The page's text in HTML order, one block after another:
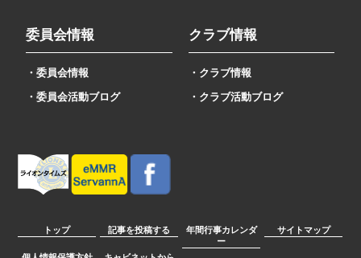
委員会情報
・委員会情報
・委員会活動ブログ
クラブ情報
・クラブ情報
・クラブ活動ブログ
トップ 記事を投稿する
年間行事カレンダ
ー
サイトマップ